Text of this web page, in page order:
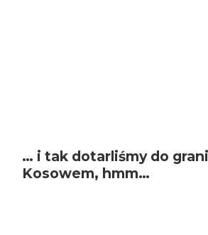
… i tak dotarliśmy do
Kosowem, hmm…